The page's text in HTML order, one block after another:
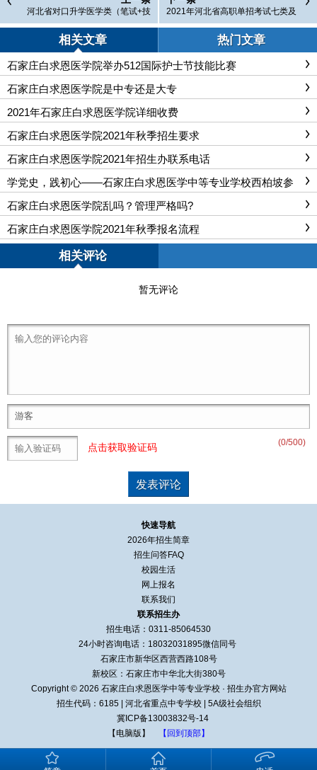
河北省对口升学医学类（笔试+技
能）考试大纲
2021年河北省高职单招考试七类及
对口医学类考试时间及考试地点
相关文章 热门文章
石家庄白求恩医学院举办512国际护士节技能比赛
石家庄白求恩医学院是中专还是大专
2021年石家庄白求恩医学院详细收费
石家庄白求恩医学院2021年秋季招生要求
石家庄白求恩医学院2021年招生办联系电话
学党史，践初心——石家庄白求恩医学中等专业学校西柏坡参
观学习
石家庄白求恩医学院乱吗？管理严格吗?
石家庄白求恩医学院2021年秋季报名流程
相关评论
暂无评论
(0/500)
点击获取验证码
快速导航
2026年招生简章
招生问答FAQ
校园生活
网上报名
联系我们
联系招生办
招生电话：0311-85064530
24小时咨询电话： 18032031895微信同号
石家庄市新华区西营西路108号
新校区：石家庄市中华北大街380号
Copyright © 2026 石家庄白求恩医学中等专业学校 · 招生办官方网站
招生代码：6185
河北省重点中专学校
5A级社会组织
冀ICP备13003832号-14
【电脑版】
【回到顶部】